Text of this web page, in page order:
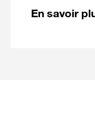
En savoir